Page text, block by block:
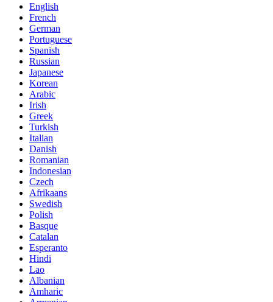
English
French
German
Portuguese
Spanish
Russian
Japanese
Korean
Arabic
Irish
Greek
Turkish
Italian
Danish
Romanian
Indonesian
Czech
Afrikaans
Swedish
Polish
Basque
Catalan
Esperanto
Hindi
Lao
Albanian
Amharic